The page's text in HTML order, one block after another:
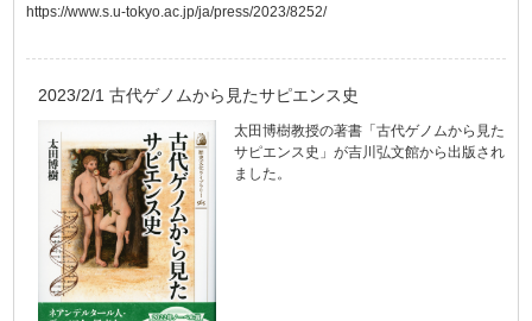
https://www.s.u-tokyo.ac.jp/ja/press/2023/8252/
2023/2/1 古代ゲノムから見たサピエンス史
太田博樹教授の著書「古代ゲノムから見た
サピエンス史」が吉川弘文館から出版され
ました。